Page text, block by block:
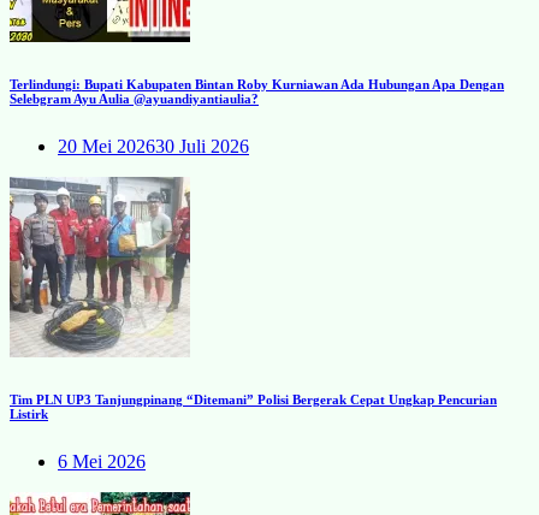
Terlindungi: Bupati Kabupaten Bintan Roby Kurniawan Ada Hubungan Apa Dengan
Selebgram Ayu Aulia @ayuandiyantiaulia?
20 Mei 202630 Juli 2026
Tim PLN UP3 Tanjungpinang “Ditemani” Polisi Bergerak Cepat Ungkap Pencurian
Listirk
6 Mei 2026